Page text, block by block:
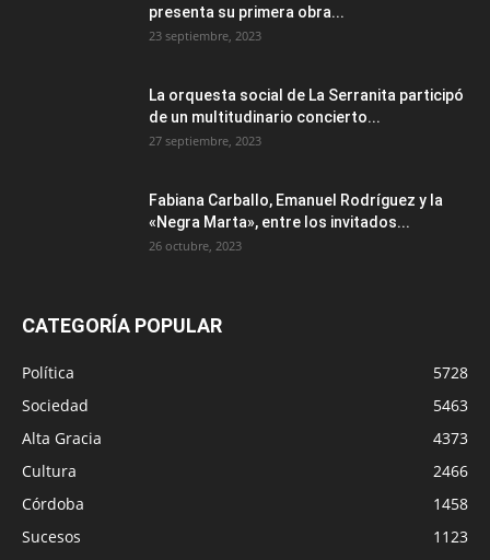
presenta su primera obra...
23 septiembre, 2023
La orquesta social de La Serranita participó
de un multitudinario concierto...
27 septiembre, 2023
Fabiana Carballo, Emanuel Rodríguez y la
«Negra Marta», entre los invitados...
26 octubre, 2023
CATEGORÍA POPULAR
Política
5728
Sociedad
5463
Alta Gracia
4373
Cultura
2466
Córdoba
1458
Sucesos
1123